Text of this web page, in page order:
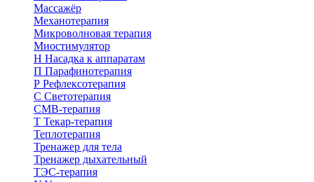
Массажёр
Механотерапия
Микроволновая терапия
Миостимулятор
Н Насадка к аппаратам
П Парафинотерапия
Р Рефлексотерапия
С Светотерапия
СМВ-терапия
Т Текар-терапия
Теплотерапия
Тренажер для тела
Тренажер дыхательный
ТЭС-терапия